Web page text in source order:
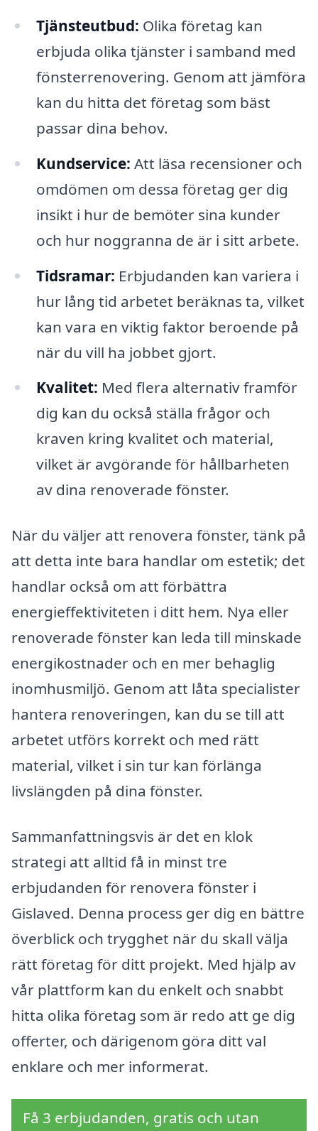
Tjänsteutbud: Olika företag kan
erbjuda olika tjänster i samband med
fönsterrenovering. Genom att jämföra
kan du hitta det företag som bäst
passar dina behov.
Kundservice: Att läsa recensioner och
omdömen om dessa företag ger dig
insikt i hur de bemöter sina kunder
och hur noggranna de är i sitt arbete.
Tidsramar: Erbjudanden kan variera i
hur lång tid arbetet beräknas ta, vilket
kan vara en viktig faktor beroende på
när du vill ha jobbet gjort.
Kvalitet: Med flera alternativ framför
dig kan du också ställa frågor och
kraven kring kvalitet och material,
vilket är avgörande för hållbarheten
av dina renoverade fönster.
När du väljer att renovera fönster, tänk på
att detta inte bara handlar om estetik; det
handlar också om att förbättra
energieffektiviteten i ditt hem. Nya eller
renoverade fönster kan leda till minskade
energikostnader och en mer behaglig
inomhusmiljö. Genom att låta specialister
hantera renoveringen, kan du se till att
arbetet utförs korrekt och med rätt
material, vilket i sin tur kan förlänga
livslängden på dina fönster.
Sammanfattningsvis är det en klok
strategi att alltid få in minst tre
erbjudanden för renovera fönster i
Gislaved. Denna process ger dig en bättre
överblick och trygghet när du skall välja
rätt företag för ditt projekt. Med hjälp av
vår plattform kan du enkelt och snabbt
hitta olika företag som är redo att ge dig
offerter, och därigenom göra ditt val
enklare och mer informerat.
Få 3 erbjudanden, gratis och utan